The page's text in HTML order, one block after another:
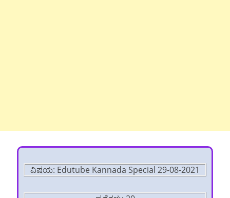
ವಿಷಯ: Edutube Kannada Special 29-08-2021